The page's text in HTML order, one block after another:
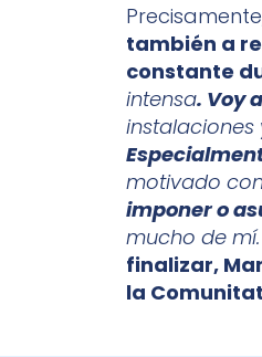
también a
constante
intensa. Voy
instalaciones
motivado
imponer o
mucho de mí.
finalizar,
la